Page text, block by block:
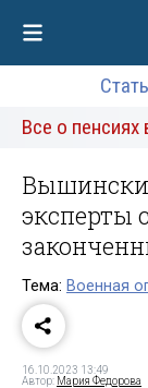
Все о пенсиях
эксперты
Тема: Военная
16.10.2023 13:49
Автор: Мария Федорова